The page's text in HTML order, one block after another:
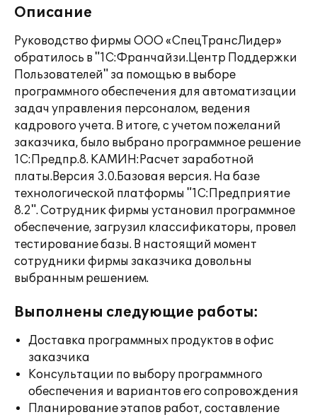
Описание
Руководство фирмы ООО «СпецТрансЛидер»
обратилось в "1С:Франчайзи.Центр Поддержки
Пользователей" за помощью в выборе
программного обеспечения для автоматизации
задач управления персоналом, ведения
кадрового учета. В итоге, с учетом пожеланий
заказчика, было выбрано программное решение
1С:Предпр.8. КАМИН:Расчет заработной
платы.Версия 3.0.Базовая версия. На базе
технологической платформы "1С:Предприятие
8.2". Сотрудник фирмы установил программное
обеспечение, загрузил классификаторы, провел
тестирование базы. В настоящий момент
сотрудники фирмы заказчика довольны
выбранным решением.
Выполнены следующие работы:
Доставка программных продуктов в офис
заказчика
Консультации по выбору программного
обеспечения и вариантов его сопровождения
Планирование этапов работ, составление